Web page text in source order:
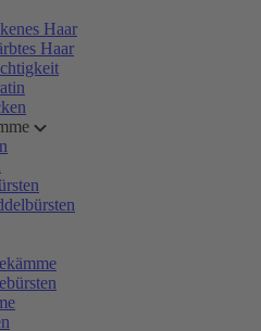
Haar
Haar